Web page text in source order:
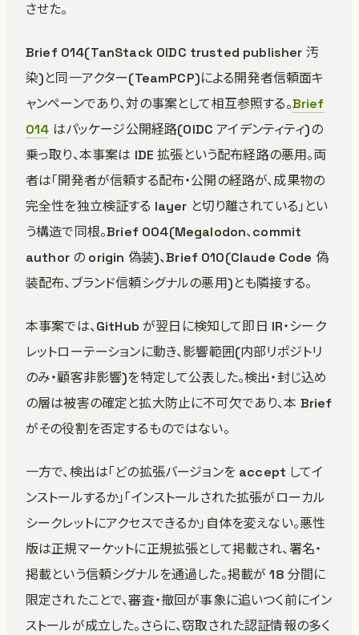
させた。
Brief 014(TanStack OIDC trusted publisher 汚
染)と同一アクター(TeamPCP)による開発者信頼面キ
ャンペーンであり、対の事案として相互参照する。Brief
014 はパッケージ公開経路(OIDC アイデンティティ)の
乗っ取り、本事案は IDE 拡張という配布経路の悪用。両
者は「開発者が信頼する配布・公開の経路が、成果物の
完全性を独立検証する layer と切り離されている」とい
う構造で同根。Brief 004(Megalodon、commit
author の origin 偽装)、Brief 010(Claude Code 偽
装配布、ブランド信頼シグナルの悪用)とも隣接する。
本事案では、GitHub が翌日に検知して即日 IR・シーク
レットローテーションに動き、影響範囲(内部リポジトリ
のみ・顧客非影響)を特定して公表した。検出・封じ込め
の層は被害の確定と拡大防止に不可欠であり、本 Brief
がその役割を否定するものではない。
一方で、検出は「どの拡張バージョンを accept してイ
ンストールするか」「インストールされた拡張がローカル
シークレットにアクセスできるか」自体を変えない。悪性
版は正規マーケットに正規拡張として掲載され、署名・
掲載という信頼シグナルを通過した。掲載が 18 分間に
限定されたことで、審査・撤回が事象に追いつく前にイン
ストールが成立した。さらに、窃取された認証情報の多く